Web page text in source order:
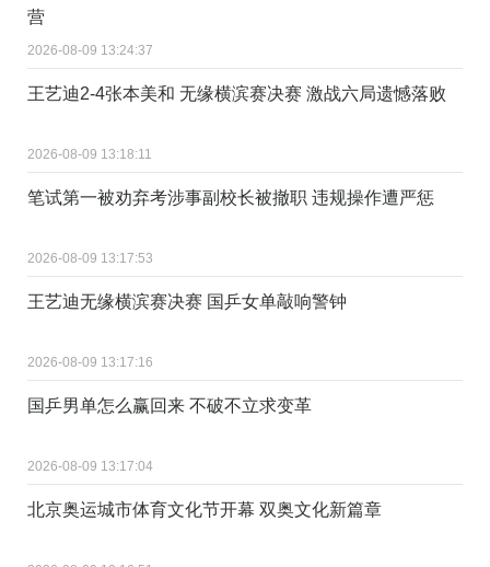
营
2026-08-09 13:24:37
王艺迪2-4张本美和 无缘横滨赛决赛 激战六局遗憾落败
2026-08-09 13:18:11
笔试第一被劝弃考涉事副校长被撤职 违规操作遭严惩
2026-08-09 13:17:53
王艺迪无缘横滨赛决赛 国乒女单敲响警钟
2026-08-09 13:17:16
国乒男单怎么赢回来 不破不立求变革
2026-08-09 13:17:04
北京奥运城市体育文化节开幕 双奥文化新篇章